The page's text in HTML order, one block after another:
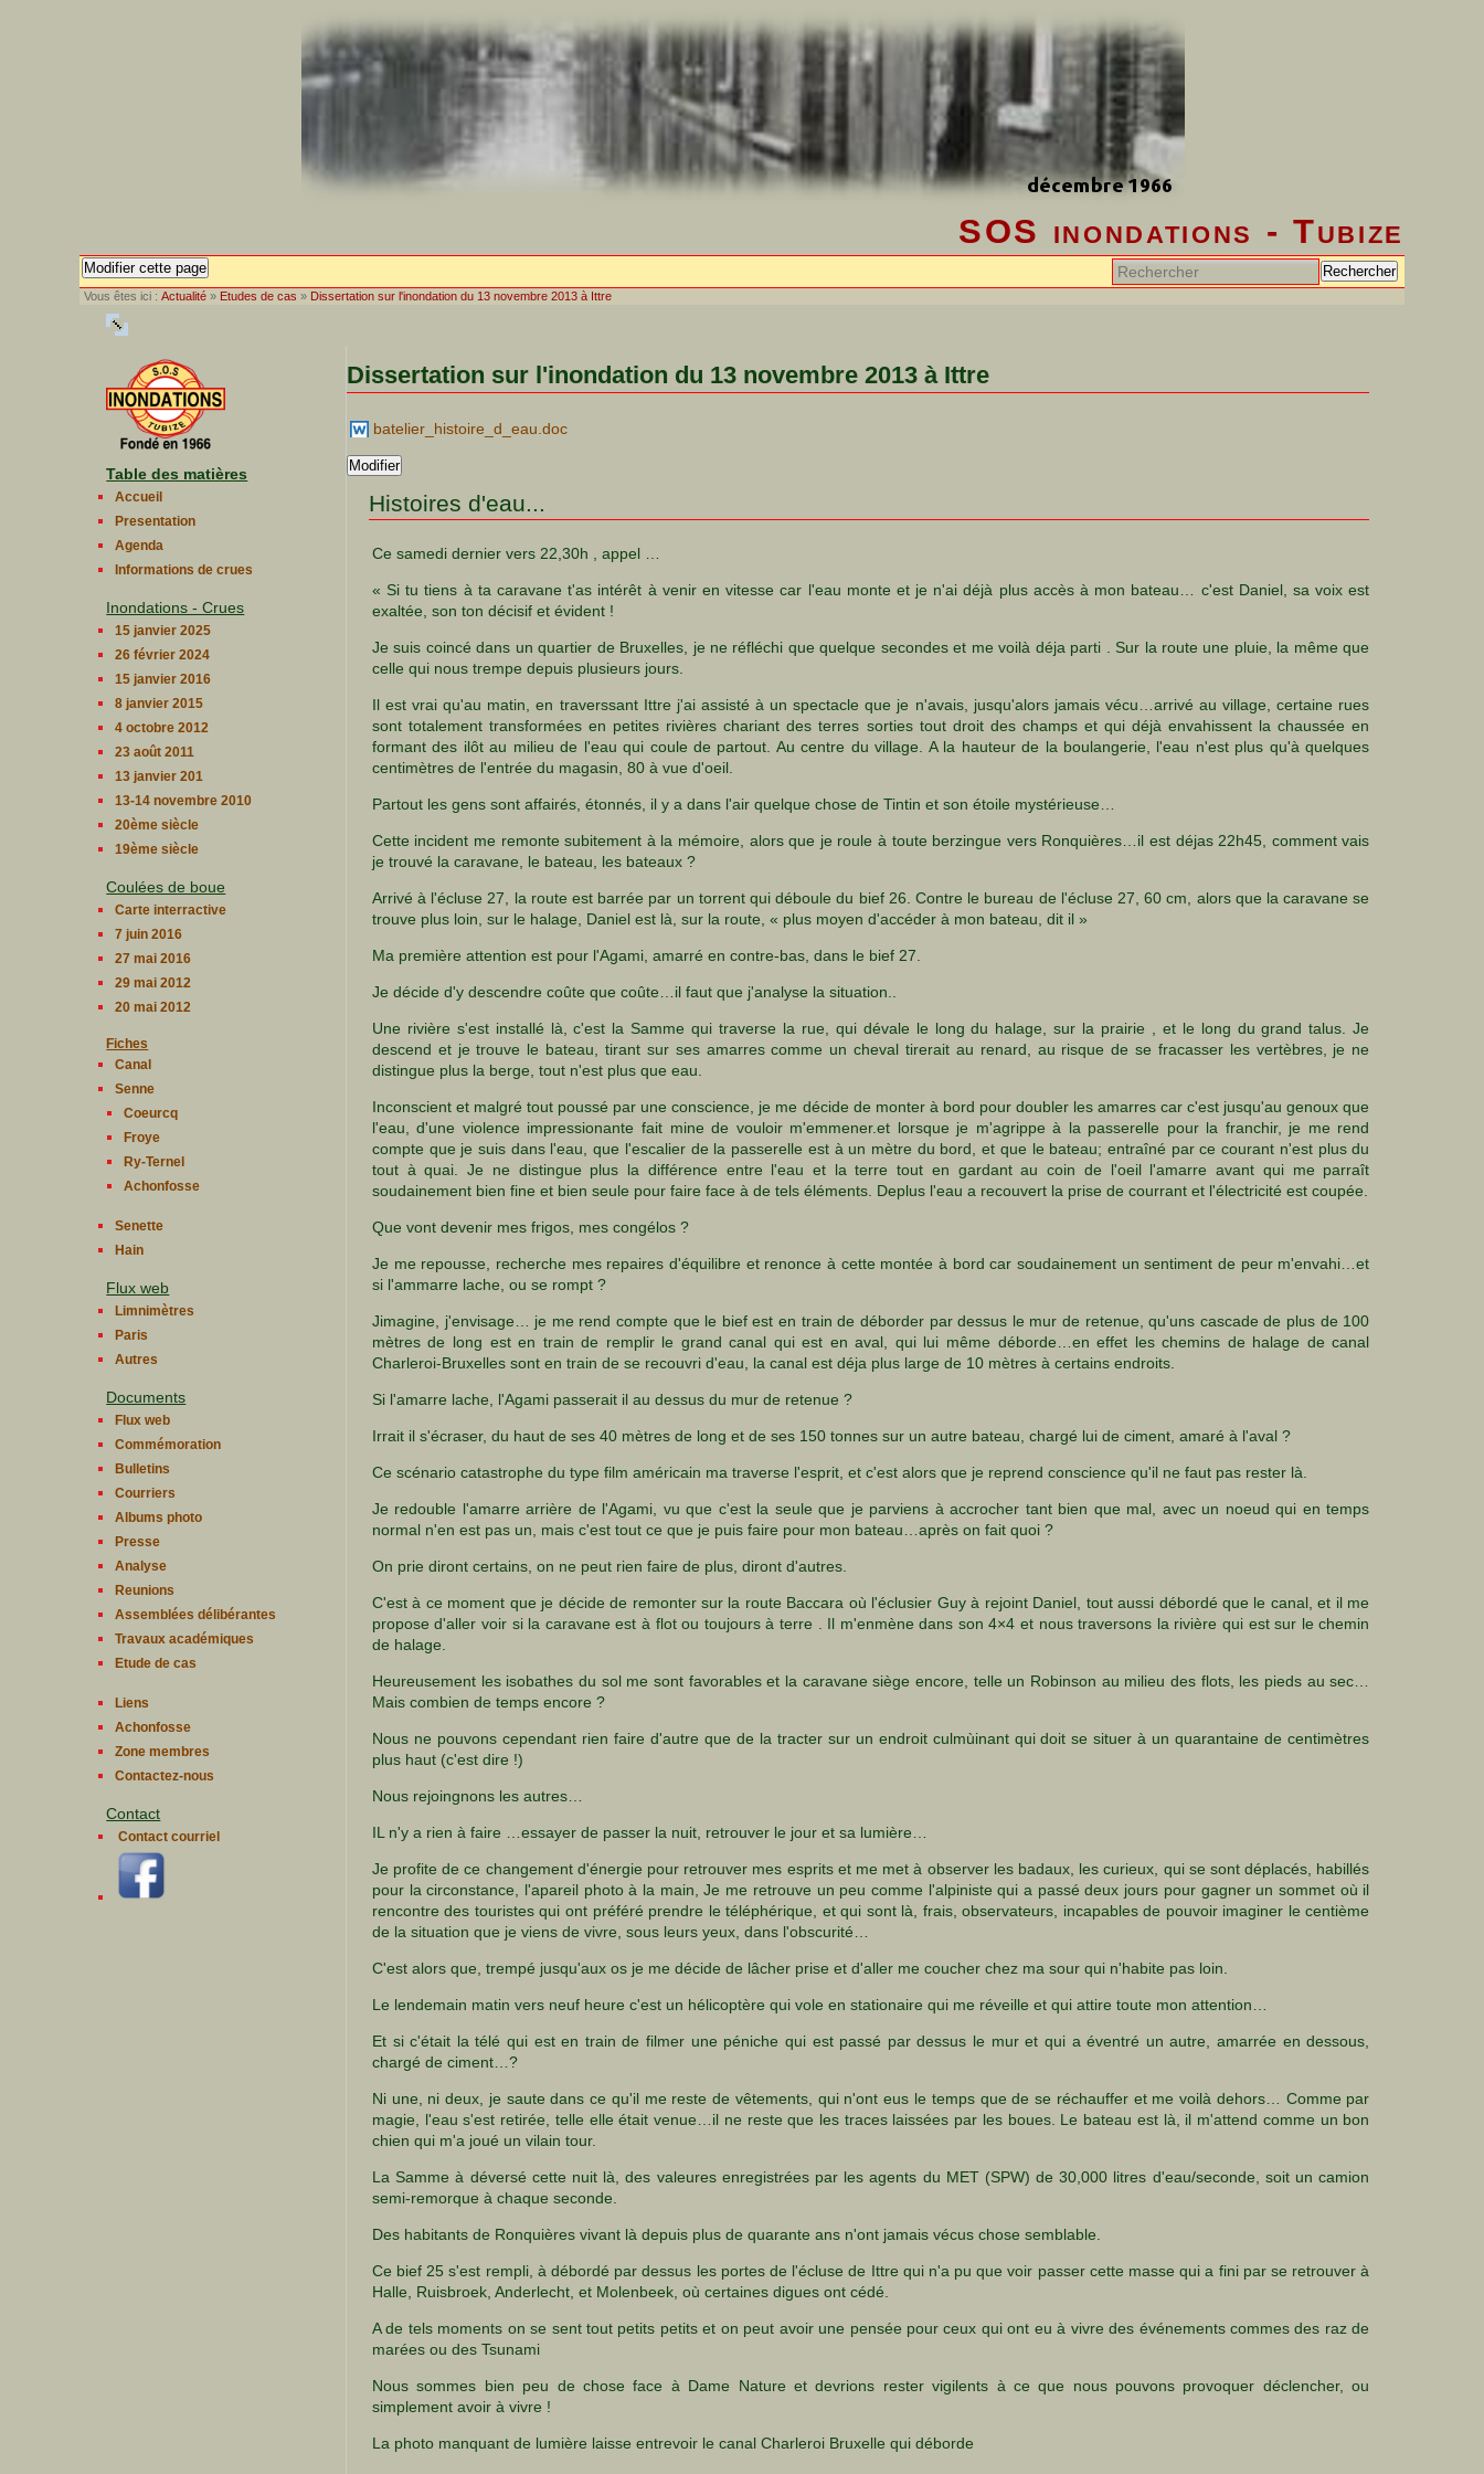
SOS inondations - Tubize
Modifier cette page Rechercher
Vous êtes ici : Actualité » Etudes de cas » Dissertation sur l'inondation du 13 novembre 2013 à Ittre
Table des matières
Accueil
Presentation
Agenda
Informations de crues
Inondations - Crues
15 janvier 2025
26 février 2024
15 janvier 2016
8 janvier 2015
4 octobre 2012
23 août 2011
13 janvier 201
13-14 novembre 2010
20ème siècle
19ème siècle
Coulées de boue
Carte interractive
7 juin 2016
27 mai 2016
29 mai 2012
20 mai 2012
Fiches
Canal
Senne
Coeurcq
Froye
Ry-Ternel
Achonfosse
Senette
Hain
Flux web
Limnimètres
Paris
Autres
Documents
Flux web
Commémoration
Bulletins
Courriers
Albums photo
Presse
Analyse
Reunions
Assemblées délibérantes
Travaux académiques
Etude de cas
Liens
Achonfosse
Zone membres
Contactez-nous
Contact
Contact courriel
Dissertation sur l'inondation du 13 novembre 2013 à Ittre
batelier_histoire_d_eau.doc
Modifier
Histoires d'eau...
Ce samedi dernier vers 22,30h , appel …
« Si tu tiens à ta caravane t'as intérêt à venir en vitesse car l'eau monte et je n'ai déjà plus accès à mon bateau… c'est Daniel, sa voix est
exaltée, son ton décisif et évident !
Je suis coincé dans un quartier de Bruxelles, je ne réfléchi que quelque secondes et me voilà déja parti . Sur la route une pluie, la même que
celle qui nous trempe depuis plusieurs jours.
Il est vrai qu'au matin, en traverssant Ittre j'ai assisté à un spectacle que je n'avais, jusqu'alors jamais vécu…arrivé au village, certaine rues
sont totalement transformées en petites rivières chariant des terres sorties tout droit des champs et qui déjà envahissent la chaussée en
formant des ilôt au milieu de l'eau qui coule de partout. Au centre du village. A la hauteur de la boulangerie, l'eau n'est plus qu'à quelques
centimètres de l'entrée du magasin, 80 à vue d'oeil.
Partout les gens sont affairés, étonnés, il y a dans l'air quelque chose de Tintin et son étoile mystérieuse…
Cette incident me remonte subitement à la mémoire, alors que je roule à toute berzingue vers Ronquières…il est déjas 22h45, comment vais
je trouvé la caravane, le bateau, les bateaux ?
Arrivé à l'écluse 27, la route est barrée par un torrent qui déboule du bief 26. Contre le bureau de l'écluse 27, 60 cm, alors que la caravane se
trouve plus loin, sur le halage, Daniel est là, sur la route, « plus moyen d'accéder à mon bateau, dit il »
Ma première attention est pour l'Agami, amarré en contre-bas, dans le bief 27.
Je décide d'y descendre coûte que coûte…il faut que j'analyse la situation..
Une rivière s'est installé là, c'est la Samme qui traverse la rue, qui dévale le long du halage, sur la prairie , et le long du grand talus. Je
descend et je trouve le bateau, tirant sur ses amarres comme un cheval tirerait au renard, au risque de se fracasser les vertèbres, je ne
distingue plus la berge, tout n'est plus que eau.
Inconscient et malgré tout poussé par une conscience, je me décide de monter à bord pour doubler les amarres car c'est jusqu'au genoux que
l'eau, d'une violence impressionante fait mine de vouloir m'emmener.et lorsque je m'agrippe à la passerelle pour la franchir, je me rend
compte que je suis dans l'eau, que l'escalier de la passerelle est à un mètre du bord, et que le bateau; entraîné par ce courant n'est plus du
tout à quai. Je ne distingue plus la différence entre l'eau et la terre tout en gardant au coin de l'oeil l'amarre avant qui me parraît
soudainement bien fine et bien seule pour faire face à de tels éléments. Deplus l'eau a recouvert la prise de courrant et l'électricité est coupée.
Que vont devenir mes frigos, mes congélos ?
Je me repousse, recherche mes repaires d'équilibre et renonce à cette montée à bord car soudainement un sentiment de peur m'envahi…et
si l'ammarre lache, ou se rompt ?
Jimagine, j'envisage… je me rend compte que le bief est en train de déborder par dessus le mur de retenue, qu'uns cascade de plus de 100
mètres de long est en train de remplir le grand canal qui est en aval, qui lui même déborde…en effet les chemins de halage de canal
Charleroi-Bruxelles sont en train de se recouvri d'eau, la canal est déja plus large de 10 mètres à certains endroits.
Si l'amarre lache, l'Agami passerait il au dessus du mur de retenue ?
Irrait il s'écraser, du haut de ses 40 mètres de long et de ses 150 tonnes sur un autre bateau, chargé lui de ciment, amaré à l'aval ?
Ce scénario catastrophe du type film américain ma traverse l'esprit, et c'est alors que je reprend conscience qu'il ne faut pas rester là.
Je redouble l'amarre arrière de l'Agami, vu que c'est la seule que je parviens à accrocher tant bien que mal, avec un noeud qui en temps
normal n'en est pas un, mais c'est tout ce que je puis faire pour mon bateau…après on fait quoi ?
On prie diront certains, on ne peut rien faire de plus, diront d'autres.
C'est à ce moment que je décide de remonter sur la route Baccara où l'éclusier Guy à rejoint Daniel, tout aussi débordé que le canal, et il me
propose d'aller voir si la caravane est à flot ou toujours à terre . Il m'enmène dans son 4×4 et nous traversons la rivière qui est sur le chemin
de halage.
Heureusement les isobathes du sol me sont favorables et la caravane siège encore, telle un Robinson au milieu des flots, les pieds au sec…
Mais combien de temps encore ?
Nous ne pouvons cependant rien faire d'autre que de la tracter sur un endroit culmùinant qui doit se situer à un quarantaine de centimètres
plus haut (c'est dire !)
Nous rejoingnons les autres…
IL n'y a rien à faire …essayer de passer la nuit, retrouver le jour et sa lumière…
Je profite de ce changement d'énergie pour retrouver mes esprits et me met à observer les badaux, les curieux, qui se sont déplacés, habillés
pour la circonstance, l'apareil photo à la main, Je me retrouve un peu comme l'alpiniste qui a passé deux jours pour gagner un sommet où il
rencontre des touristes qui ont préféré prendre le téléphérique, et qui sont là, frais, observateurs, incapables de pouvoir imaginer le centième
de la situation que je viens de vivre, sous leurs yeux, dans l'obscurité…
C'est alors que, trempé jusqu'aux os je me décide de lâcher prise et d'aller me coucher chez ma sour qui n'habite pas loin.
Le lendemain matin vers neuf heure c'est un hélicoptère qui vole en stationaire qui me réveille et qui attire toute mon attention…
Et si c'était la télé qui est en train de filmer une péniche qui est passé par dessus le mur et qui a éventré un autre, amarrée en dessous,
chargé de ciment…?
Ni une, ni deux, je saute dans ce qu'il me reste de vêtements, qui n'ont eus le temps que de se réchauffer et me voilà dehors… Comme par
magie, l'eau s'est retirée, telle elle était venue…il ne reste que les traces laissées par les boues. Le bateau est là, il m'attend comme un bon
chien qui m'a joué un vilain tour.
La Samme à déversé cette nuit là, des valeures enregistrées par les agents du MET (SPW) de 30,000 litres d'eau/seconde, soit un camion
semi-remorque à chaque seconde.
Des habitants de Ronquières vivant là depuis plus de quarante ans n'ont jamais vécus chose semblable.
Ce bief 25 s'est rempli, à débordé par dessus les portes de l'écluse de Ittre qui n'a pu que voir passer cette masse qui a fini par se retrouver à
Halle, Ruisbroek, Anderlecht, et Molenbeek, où certaines digues ont cédé.
A de tels moments on se sent tout petits petits et on peut avoir une pensée pour ceux qui ont eu à vivre des événements commes des raz de
marées ou des Tsunami
Nous sommes bien peu de chose face à Dame Nature et devrions rester vigilents à ce que nous pouvons provoquer déclencher, ou
simplement avoir à vivre !
La photo manquant de lumière laisse entrevoir le canal Charleroi Bruxelle qui déborde